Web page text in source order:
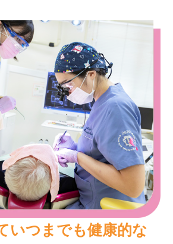
いつまでも健康的な